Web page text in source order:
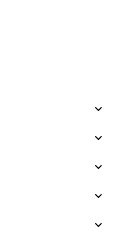
instagram
expand_more
expand_more
expand_more
expand_more
expand_more